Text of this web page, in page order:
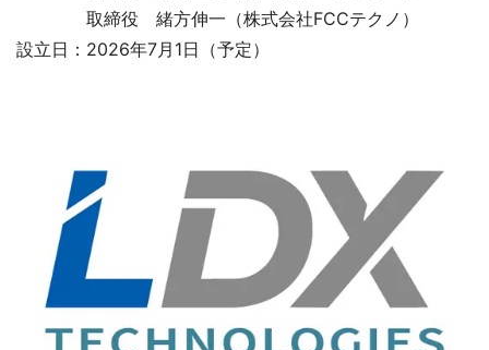
取締役 緒方伸一（株式会社FCCテクノ）
設立日：2026年7月1日（予定）